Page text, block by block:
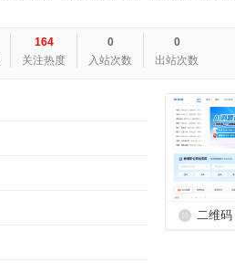
164
关注热度
0
入站次数
0
出站次数
二维码